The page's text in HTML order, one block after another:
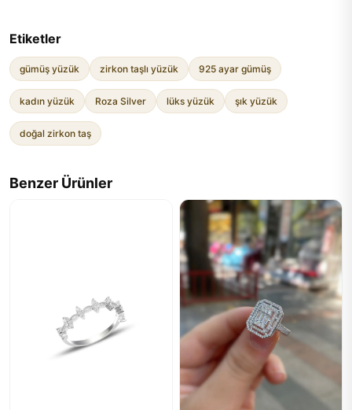
Etiketler
gümüş yüzük zirkon taşlı yüzük 925 ayar gümüş
kadın yüzük Roza Silver lüks yüzük şık yüzük
doğal zirkon taş
Benzer Ürünler